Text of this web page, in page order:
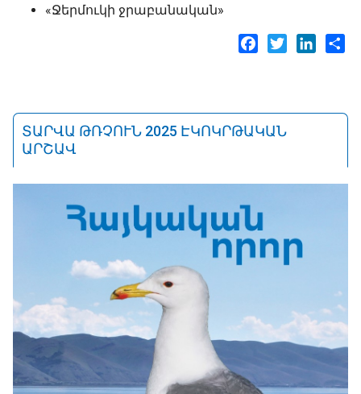
«Ջերմուկի ջրաբանական»
Facebook
Twitter
ՏԱՐՎԱ ԹՌՉՈՒՆ 2025 ԷԿՈԿՐԹԱԿԱՆ
ԱՐՇԱՎ